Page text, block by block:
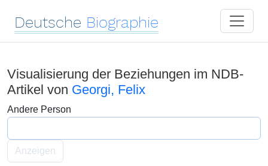
Deutsche Biographie
Visualisierung der Beziehungen im NDB-
Artikel von Georgi, Felix
Andere Person
Anzeigen